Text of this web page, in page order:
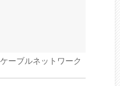
ーブルネットワーク